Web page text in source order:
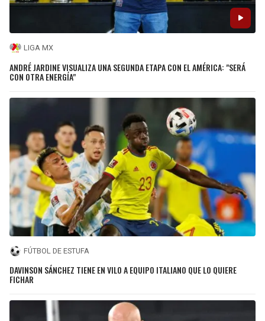
LIGA MX
ANDRÉ JARDINE VISUALIZA UNA SEGUNDA ETAPA CON EL AMÉRICA: "SERÁ
CON OTRA ENERGÍA"
FÚTBOL DE ESTUFA
DAVINSON SÁNCHEZ TIENE EN VILO A EQUIPO ITALIANO QUE LO QUIERE
FICHAR